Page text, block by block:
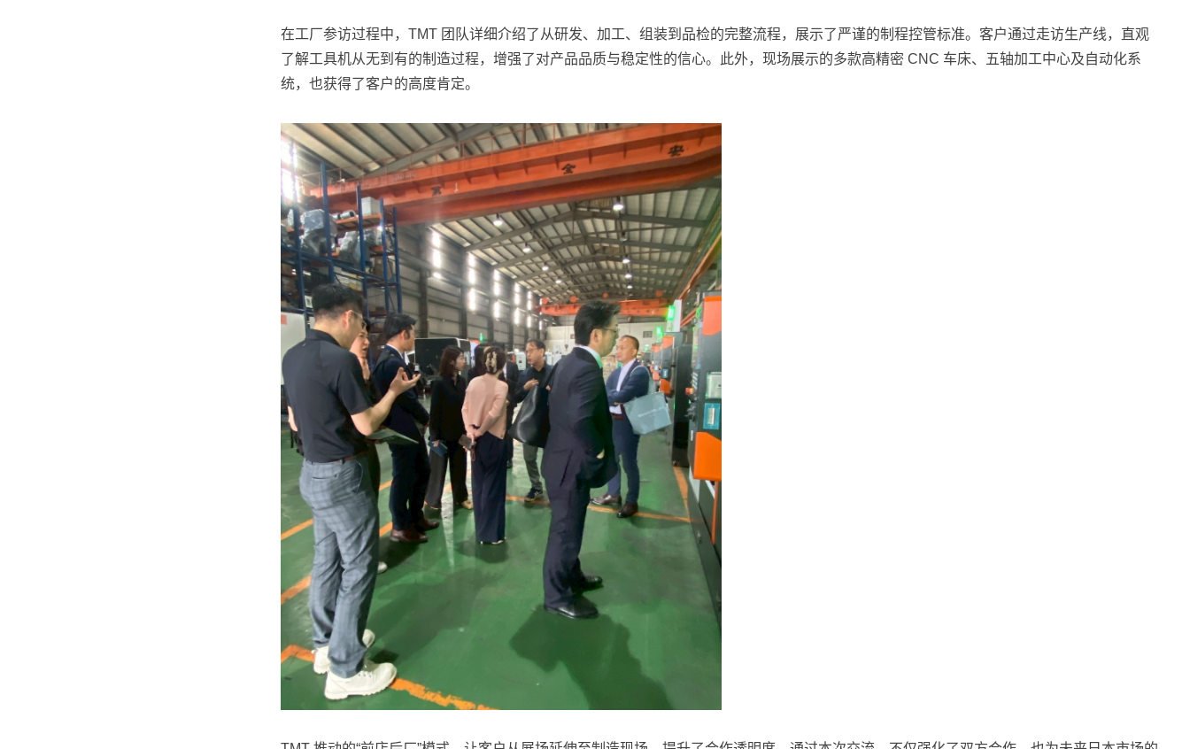
在工厂参访过程中，TMT 团队详细介绍了从研发、加工、组装到品检的完整流程，展示了严谨的制程控管标准。客户通过走访生产线，直观
了解工具机从无到有的制造过程，增强了对产品品质与稳定性的信心。此外，现场展示的多款高精密 CNC 车床、五轴加工中心及自动化系
统，也获得了客户的高度肯定。